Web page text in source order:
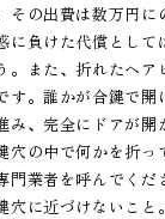
その出費は数万円に
に負けた代償として
。また、折れたヘ
す。誰かが合鍵で開
み、完全にドアが開
穴の中で何かを折っ
門業者を呼んでくだ
穴に近づけないこと